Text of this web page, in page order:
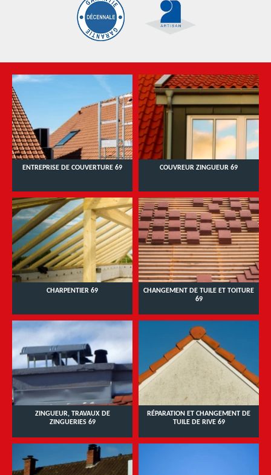
ENTREPRISE DE COUVERTURE 69 COUVREUR ZINGUEUR 69
CHARPENTIER 69
CHANGEMENT DE TUILE ET TOITURE
69
ZINGUEUR, TRAVAUX DE
ZINGUERIES 69
RÉPARATION ET CHANGEMENT DE
TUILE DE RIVE 69